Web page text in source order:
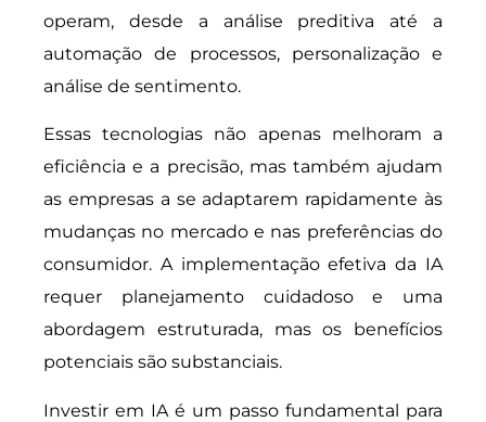
operam, desde a análise preditiva até a
automação de processos, personalização e
análise de sentimento.
Essas tecnologias não apenas melhoram a
eficiência e a precisão, mas também ajudam
as empresas a se adaptarem rapidamente às
mudanças no mercado e nas preferências do
consumidor. A implementação efetiva da IA
requer planejamento cuidadoso e uma
abordagem estruturada, mas os benefícios
potenciais são substanciais.
Investir em IA é um passo fundamental para